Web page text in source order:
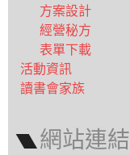
方案設計
經營秘方
表單下載
活動資訊
讀書會家族
網站連結